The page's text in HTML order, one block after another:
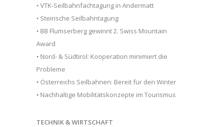
• VTK-Seilbahnfachtagung in Andermatt
• Steirische Seilbahntagung
• BB Flumserberg gewinnt 2. Swiss Mountain
Award
• Nord- & Südtirol: Kooperation minimiert die
Probleme
• Österreichs Seilbahnen: Bereit für den Winter
• Nachhaltige Mobilitätskonzepte im Tourismus
TECHNIK & WIRTSCHAFT